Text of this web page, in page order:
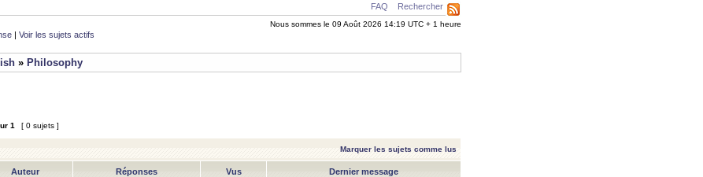
FAQ Rechercher
Nous sommes le 09 Août 2026 14:19 UTC + 1 heure
| Voir les sujets actifs
» Philosophy
1 [ 0 sujets ]
Marquer les sujets comme lus
Auteur Réponses Vus Dernier message